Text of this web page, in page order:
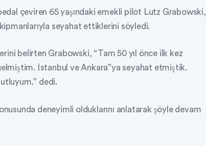
çeviren 65 yaşındaki emekli pilot Lutz Grabowski,
seyahat ettiklerini söyledi.
belirten Grabowski, “Tam 50 yıl önce ilk kez
İstanbul ve Ankara”ya seyahat etmiştik.
dedi.
deneyimli olduklarını anlatarak şöyle devam